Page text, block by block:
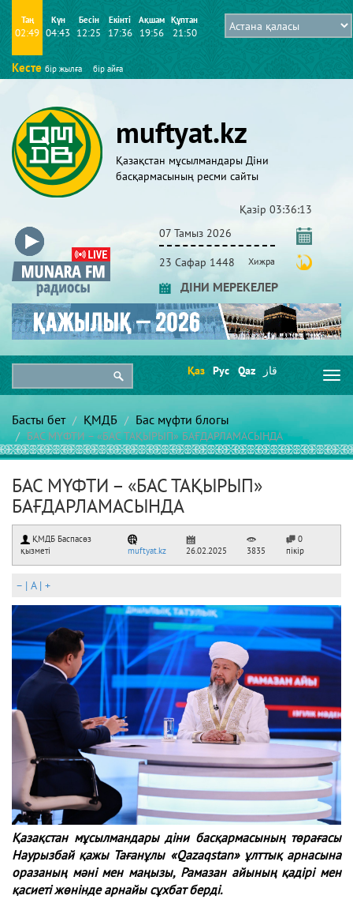
Таң
02:49
Күн
04:43
Бесін
12:25
Екінті
17:36
Ақшам
19:56
Құптан
21:50
Кесте бір жылға бір айға
muftyat.kz
Қазақстан мұсылмандары Діни
басқармасының ресми сайты
Қазір 03:36:14
07 Тамыз 2026
23 Сафар 1448 Хижра
ДІНИ МЕРЕКЕЛЕР
Қаз Рус Qaz قاز
Басты бет ҚМДБ Бас мүфти блогы
БАС МҮФТИ – «БАС ТАҚЫРЫП» БАҒДАРЛАМАСЫНДА
БАС МҮФТИ – «БАС ТАҚЫРЫП»
БАҒДАРЛАМАСЫНДА
ҚМДБ Баспасөз
қызметі
muftyat.kz 26.02.2025 3835
0
пікір
– | A| +
Қазақстан мұсылмандары діни басқармасының төрағасы
Наурызбай қажы Тағанұлы «Qazaqstan» ұлттық арнасына
оразаның мәні мен маңызы, Рамазан айының қадірі мен
қасиеті жөнінде арнайы сұхбат берді.